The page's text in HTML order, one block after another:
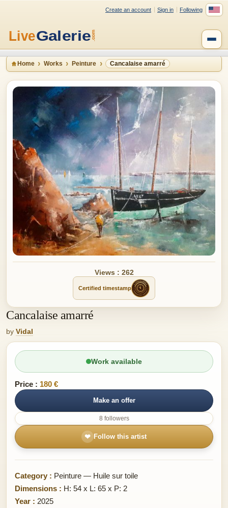
Create an account Sign in Following
Home Works Peinture Cancalaise amarré
Views : 262
Certified timestamp
Cancalaise amarré
by Vidal
Work available
Price : 180 €
Make an offer
8 followers
❤ Follow this artist
Category : Peinture — Huile sur toile
Dimensions : H: 54 x L: 65 x P: 2
Year : 2025